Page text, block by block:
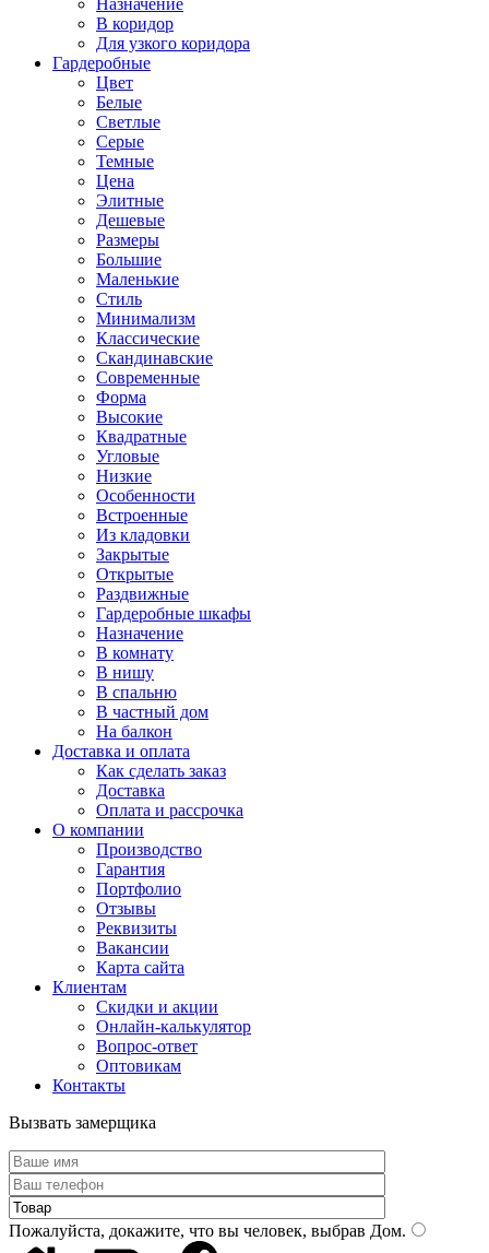
Назначение
В коридор
Для узкого коридора
Гардеробные
Цвет
Белые
Светлые
Серые
Темные
Цена
Элитные
Дешевые
Размеры
Большие
Маленькие
Стиль
Минимализм
Классические
Скандинавские
Современные
Форма
Высокие
Квадратные
Угловые
Низкие
Особенности
Встроенные
Из кладовки
Закрытые
Открытые
Раздвижные
Гардеробные шкафы
Назначение
В комнату
В нишу
В спальню
В частный дом
На балкон
Доставка и оплата
Как сделать заказ
Доставка
Оплата и рассрочка
О компании
Производство
Гарантия
Портфолио
Отзывы
Реквизиты
Вакансии
Карта сайта
Клиентам
Скидки и акции
Онлайн-калькулятор
Вопрос-ответ
Оптовикам
Контакты
Вызвать замерщика
Пожалуйста, докажите, что вы человек, выбрав Дом.